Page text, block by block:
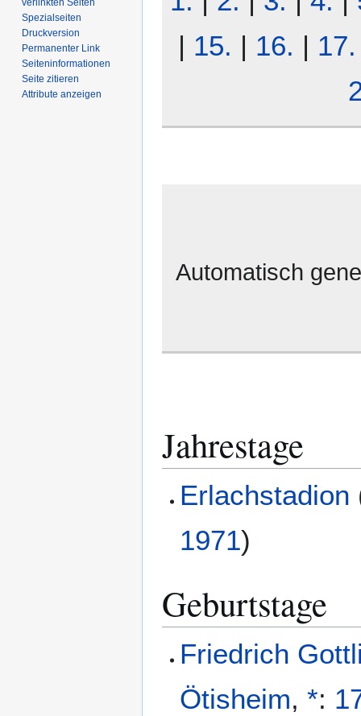
| 15. | 16. | 17.
Automatisch
Jahrestage
Erlachstadion
1971)
Geburtstage
Friedrich
Ötisheim,*:
verlinkten Seiten
Spezialseiten
Druckversion
Permanenter Link
Seiten­­informationen
Seite zitieren
Attribute anzeigen